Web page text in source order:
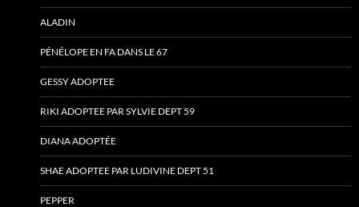
ALADIN
PÉNÉLOPE EN FA DANS LE 67
GESSY ADOPTEE
RIKI ADOPTEE PAR SYLVIE DEPT 59
DIANA ADOPTÉE
SHAE ADOPTEE PAR LUDIVINE DEPT 51
PEPPER